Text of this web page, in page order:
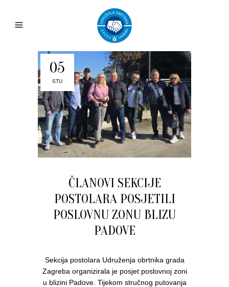
05
STU
ČLANOVI SEKCIJE
POSTOLARA POSJETILI
POSLOVNU ZONU BLIZU
PADOVE
Sekcija postolara Udruženja obrtnika grada
Zagreba organizirala je posjet poslovnoj zoni
u blizini Padove. Tijekom stručnog putovanja